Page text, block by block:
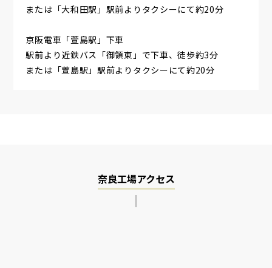
または「大和田駅」駅前よりタクシーにて約20分
京阪電車「萱島駅」下車
駅前より近鉄バス「御領東」で下車、徒歩約3分
または「萱島駅」駅前よりタクシーにて約20分
奈良工場アクセス